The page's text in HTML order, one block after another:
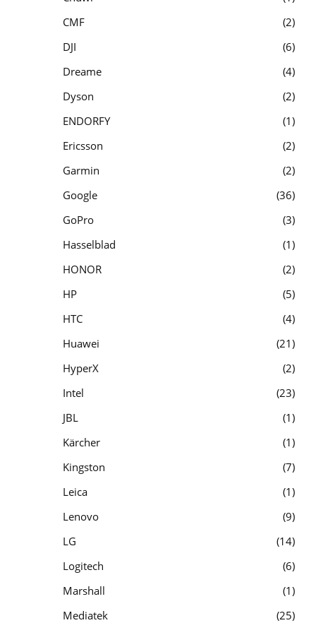
CMF
2
DJI
6
Dreame
4
Dyson
2
ENDORFY
1
Ericsson
2
Garmin
2
Google
36
GoPro
3
Hasselblad
1
HONOR
2
HP
5
HTC
4
Huawei
21
HyperX
2
Intel
23
JBL
1
Kärcher
1
Kingston
7
Leica
1
Lenovo
9
LG
14
Logitech
6
Marshall
1
Mediatek
25